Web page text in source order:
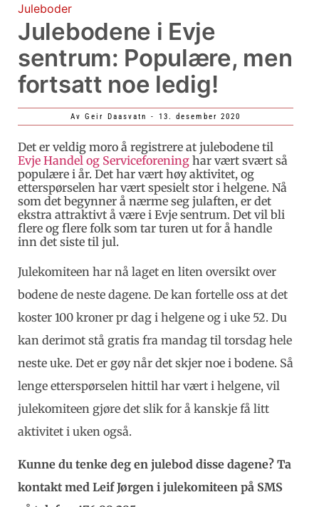
Juleboder
Julebodene i Evje
sentrum: Populære, men
fortsatt noe ledig!
Av Geir Daasvatn - 13. desember 2020
Det er veldig moro å registrere at julebodene til
Evje Handel og Serviceforening har vært svært så
populære i år. Det har vært høy aktivitet, og
etterspørselen har vært spesielt stor i helgene. Nå
som det begynner å nærme seg julaften, er det
ekstra attraktivt å være i Evje sentrum. Det vil bli
flere og flere folk som tar turen ut for å handle
inn det siste til jul.
Julekomiteen har nå laget en liten oversikt over
bodene de neste dagene. De kan fortelle oss at det
koster 100 kroner pr dag i helgene og i uke 52. Du
kan derimot stå gratis fra mandag til torsdag hele
neste uke. Det er gøy når det skjer noe i bodene. Så
lenge etterspørselen hittil har vært i helgene, vil
julekomiteen gjøre det slik for å kanskje få litt
aktivitet i uken også.
Kunne du tenke deg en julebod disse dagene? Ta
kontakt med Leif Jørgen i julekomiteen på SMS